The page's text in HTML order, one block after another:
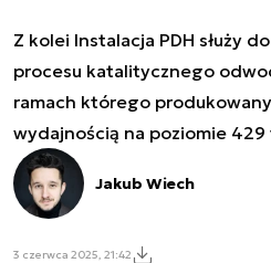
Z kolei Instalacja PDH służy
procesu katalitycznego
ramach którego
wydajnością na poziomie
Jakub Wiech
3 czerwca 2025, 21:42